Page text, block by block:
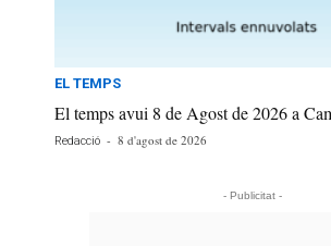
EL TEMPS
El temps avui 8 de Agost de 2026 a
Redacció - 8 d'agost de 2026
- Publicitat -